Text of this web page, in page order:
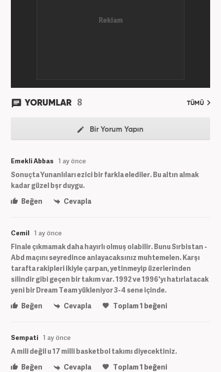
YORUMLAR 8 TÜMÜ
Bir Yorum Yapın
Emekli Abbas 1 ay önce
Sonuçta Yunanlıları ezici bir farkla elediler. Bu altın almak
kadar güzel bşr duygu.
Beğen
Cevapla
Cemil 1 ay önce
Finale çıkmamak daha hayırlı olmuş olabilir. Bunu Sırbistan -
Abd maçını seyredince anlayacaksınız muhtemelen. Karşı
tarafta rakipleri ikiyle çarpan, yetinmeyip üzerlerinden
silindir gibi geçen bir takım var. 1992 ve 1996'yı hatırlatacak
yeni bir Dream Team yükleniyor 3-4 sene içinde.
Beğen
Cevapla Toplam1 beğeni
Sempati 1 ay önce
A mili değil u 17 milli basketbol takımı diyecektiniz.
Beğen
Cevapla Toplam1 beğeni